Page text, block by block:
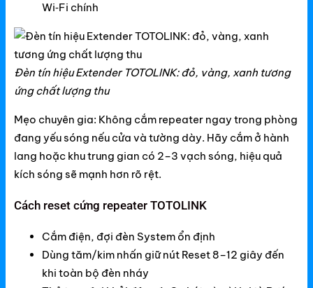
Wi‑Fi chính
Đèn tín hiệu Extender TOTOLINK: đỏ, vàng, xanh tương
ứng chất lượng thu
Mẹo chuyên gia: Không cắm repeater ngay trong phòng
đang yếu sóng nếu cửa và tường dày. Hãy cắm ở hành
lang hoặc khu trung gian có 2–3 vạch sóng, hiệu quả
kích sóng sẽ mạnh hơn rõ rệt.
Cách reset cứng repeater TOTOLINK
Cắm điện, đợi đèn System ổn định
Dùng tăm/kim nhấn giữ nút Reset 8–12 giây đến
khi toàn bộ đèn nháy